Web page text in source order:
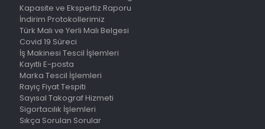
Kapasite ve Ekspertiz Raporu
İndirim Protokollerimiz
Türk Malı ve Yerli Malı Belgesi
Covid 19 Süreci
İş Makinesi Tescil İşlemleri
Kayıtlı E-posta
Marka Tescil İşlemleri
Rayiç Fiyat Tespiti
Sayısal Takograf Hizmeti
Sigortacılık İşlemleri
Sıkça Sorulan Sorular